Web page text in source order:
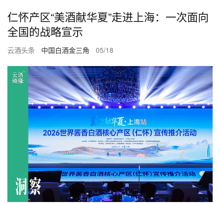
仁怀产区“美酒献华夏”走进上海：一次面向
全国的战略宣示
云酒头条 中国白酒金三角 05/18